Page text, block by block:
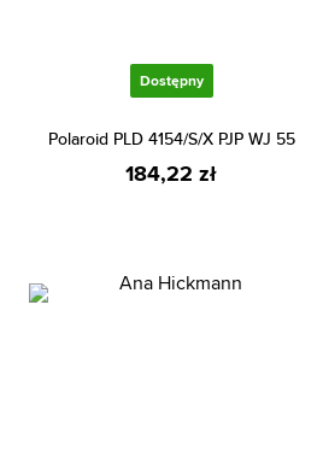
Dostępny
Polaroid PLD 4154/S/X PJP WJ 55
184,22 zł